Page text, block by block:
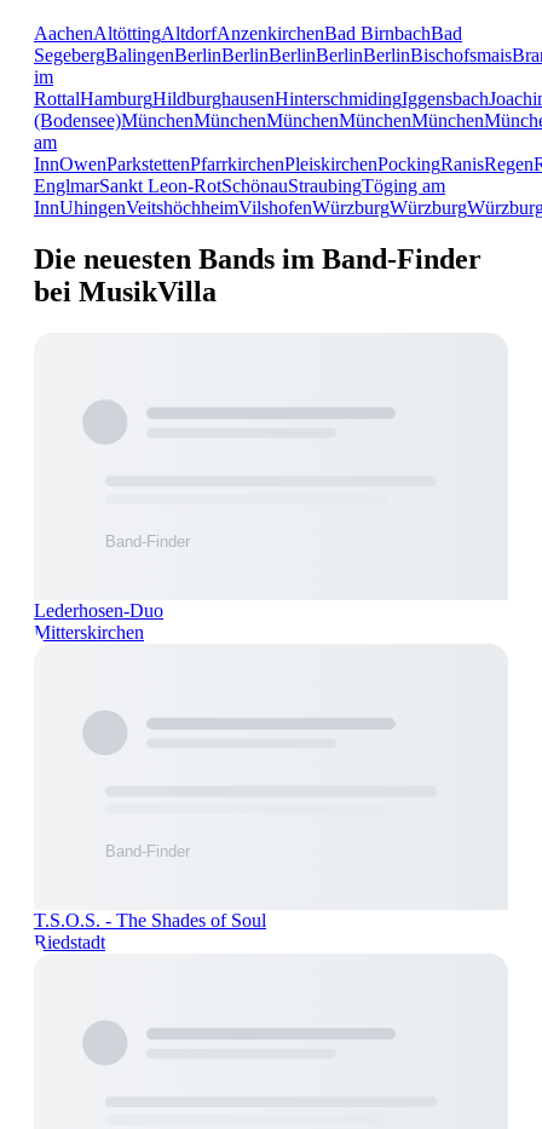
AachenAltöttingAltdorfAnzenkirchenBad BirnbachBad
SegebergBalingenBerlinBerlinBerlinBerlinBerlinBischofsmais
im
RottalHamburgHildburghausenHinterschmidingIggensbach
(Bodensee)MünchenMünchenMünchenMünchenMünchen
am
InnOwenParkstettenPfarrkirchenPleiskirchenPockingRanisRegen
EnglmarSankt Leon-RotSchönauStraubingTöging am
InnUhingenVeitshöchheimVilshofenWürzburgWürzburg
Die neuesten Bands im Band-Finder
bei MusikVilla
Lederhosen-Duo
Mitterskirchen
T.S.O.S. - The Shades of Soul
Riedstadt